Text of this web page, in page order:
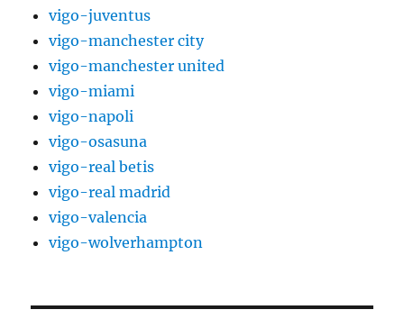
vigo-juventus
vigo-manchester city
vigo-manchester united
vigo-miami
vigo-napoli
vigo-osasuna
vigo-real betis
vigo-real madrid
vigo-valencia
vigo-wolverhampton